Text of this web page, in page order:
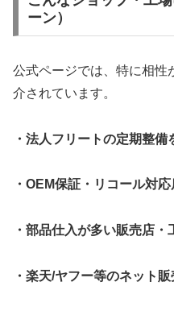
ーン）
公式ページでは、特に相性
介されています。
・法人フリートの定期整備
・OEM保証・リコール対
・部品仕入が多い販売店・
・楽天/ヤフー等のネット販